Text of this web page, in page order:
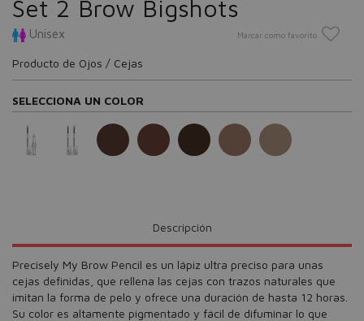
Set 2 Brow Bigshots
Unisex Marcar como favorito
Producto de Ojos / Cejas
SELECCIONA UN COLOR
Descripción
Precisely My Brow Pencil es un lápiz ultra preciso para unas
cejas definidas, que rellena las cejas con trazos naturales que
imitan la forma de pelo y ofrece una duración de hasta 12 horas.
Su color es altamente pigmentado y fácil de difuminar lo que